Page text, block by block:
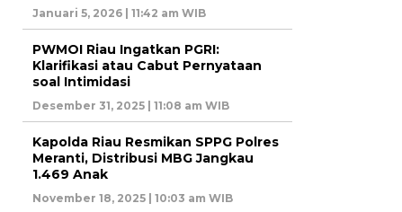
Januari 5, 2026 | 11:42 am WIB
PWMOI Riau Ingatkan PGRI:
Klarifikasi atau Cabut Pernyataan
soal Intimidasi
Desember 31, 2025 | 11:08 am WIB
Kapolda Riau Resmikan SPPG Polres
Meranti, Distribusi MBG Jangkau
1.469 Anak
November 18, 2025 | 10:03 am WIB